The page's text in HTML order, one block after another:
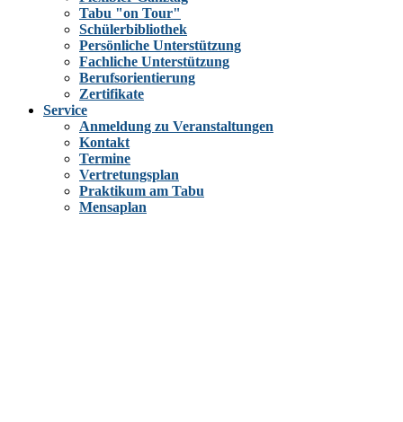
Tabu "on Tour"
Schülerbibliothek
Persönliche Unterstützung
Fachliche Unterstützung
Berufsorientierung
Zertifikate
Service
Anmeldung zu Veranstaltungen
Kontakt
Termine
Vertretungsplan
Praktikum am Tabu
Mensaplan